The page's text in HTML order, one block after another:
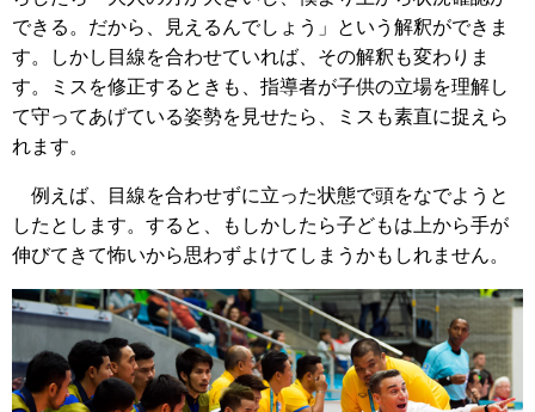
できる。だから、見えるんでしょう」という解釈ができま
す。しかし目線を合わせていれば、その解釈も変わりま
す。ミスを修正するときも、指導者が子供の立場を理解し
て守ってあげている姿勢を見せたら、ミスも素直に捉えら
れます。
例えば、目線を合わせずに立った状態で頭をなでようと
したとします。すると、もしかしたら子どもは上から手が
伸びてきて怖いから思わずよけてしまうかもしれません。